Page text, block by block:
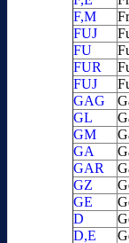
F,M
FUJ
FU
FUR
FUJ
GAG
GL
GM
GA
GAR
GZ
GE
D
D,E